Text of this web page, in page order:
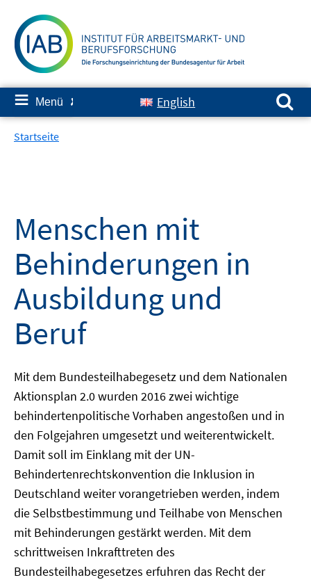
zum
Inhalt
≡ Menü ✘ English
Suchen nach:
Startseite
Menschen mit
Behinderungen in
Ausbildung und
Beruf
Mit dem Bundesteilhabegesetz und dem Nationalen
Aktionsplan 2.0 wurden 2016 zwei wichtige
behindertenpolitische Vorhaben angestoßen und in
den Folgejahren umgesetzt und weiterentwickelt.
Damit soll im Einklang mit der UN-
Behindertenrechtskonvention die Inklusion in
Deutschland weiter vorangetrieben werden, indem
die Selbstbestimmung und Teilhabe von Menschen
mit Behinderungen gestärkt werden. Mit dem
schrittweisen Inkrafttreten des
Bundesteilhabegesetzes erfuhren das Recht der